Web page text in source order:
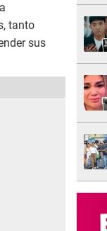
tanto
sus